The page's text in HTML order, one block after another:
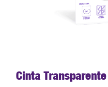
Cinta Transparente